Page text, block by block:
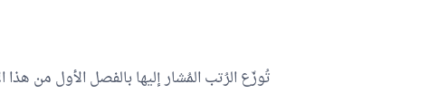
تُوزّع الرُتب المُشار إليها بالفصل الأول من